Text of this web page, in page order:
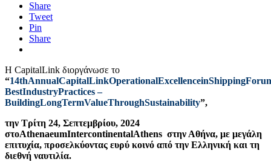
Share
Tweet
Pin
Share
Η CapitalLink διοργάνωσε το
“14
BestIndustryPractices –
BuildingLongTermValueThroughSustainability”,
την Τρίτη 24, Σεπτεμβρίου, 2024
στοAthenaeumIntercontinentalAthens στην Αθήνα, με μεγάλη
επιτυχία, προσελκύοντας ευρύ κοινό από την Ελληνική και τη
διεθνή ναυτιλία.